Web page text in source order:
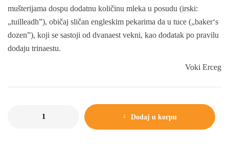
mušterijama dospu dodatnu količinu mleka u posudu (irski:
„tuilleadh”), običaj sličan engleskim pekarima da u tuce („baker‘s
dozen”), koji se sastoji od dvanaest vekni, kao dodatak po pravilu
dodaju trinaestu.
Voki Erceg
Dodaj u korpu